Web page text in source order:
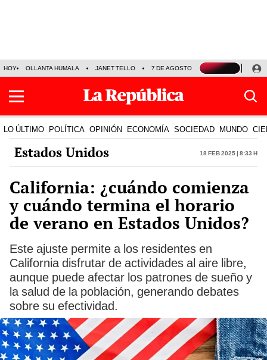
HOY OLLANTA HUMALA JANET TELLO 7 DE AGOSTO TINKA RESULTADOS
LO ÚLTIMO POLÍTICA OPINIÓN ECONOMÍA SOCIEDAD MUNDO
Estados Unidos 18 Feb 2025 | 8:33 h
California: ¿cuándo comienza
y cuándo termina el horario
de verano en Estados Unidos?
Este ajuste permite a los residentes en
California disfrutar de actividades al aire libre,
aunque puede afectar los patrones de sueño y
la salud de la población, generando debates
sobre su efectividad.